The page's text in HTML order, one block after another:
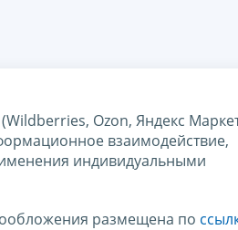
Оzon, Яндекс
взаимодействие,
индивидуальными
размещена по